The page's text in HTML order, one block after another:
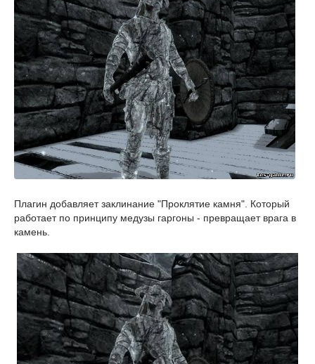
Плагин добавляет заклинание "Проклятие камня". Который
работает по принципу медузы гаргоны - превращает врага в
камень.